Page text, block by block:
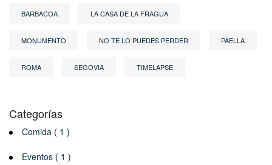
BARBACOA LA CASA DE LA FRAGUA
MONUMENTO NO TE LO PUEDES PERDER PAELLA
ROMA SEGOVIA TIMELAPSE
Categorías
Comida ( 1 )
Eventos ( 1 )